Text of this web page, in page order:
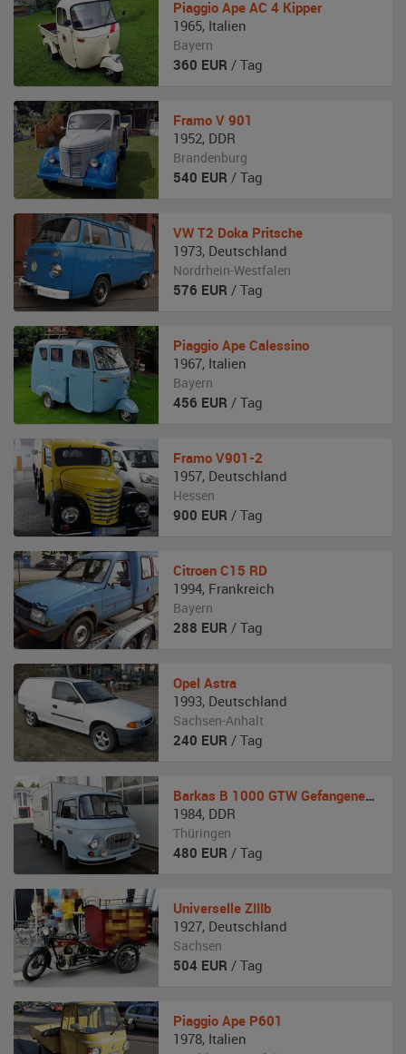
Piaggio Ape AC 4 Kipper
1965, Italien
Bayern
360 EUR / Tag
Framo V 901
1952, DDR
Brandenburg
540 EUR / Tag
VW T2 Doka Pritsche
1973, Deutschland
Nordrhein-Westfalen
576 EUR / Tag
Piaggio Ape Calessino
1967, Italien
Bayern
456 EUR / Tag
Framo V901-2
1957, Deutschland
Hessen
900 EUR / Tag
Citroen C15 RD
1994, Frankreich
Bayern
288 EUR / Tag
Opel Astra
1993, Deutschland
Sachsen-Anhalt
240 EUR / Tag
Barkas B 1000 GTW Gefangenentransporter
1984, DDR
Thüringen
480 EUR / Tag
Universelle ZIIIb
1927, Deutschland
Sachsen
504 EUR / Tag
Piaggio Ape P601
1978, Italien